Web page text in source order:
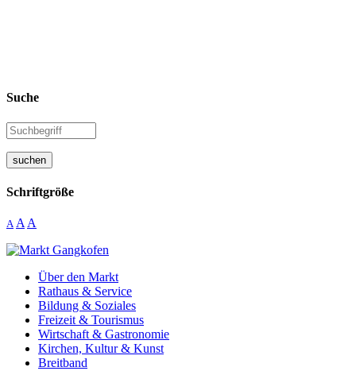
Suche
suchen
Schriftgröße
A A A
Über den Markt
Rathaus & Service
Bildung & Soziales
Freizeit & Tourismus
Wirtschaft & Gastronomie
Kirchen, Kultur & Kunst
Breitband